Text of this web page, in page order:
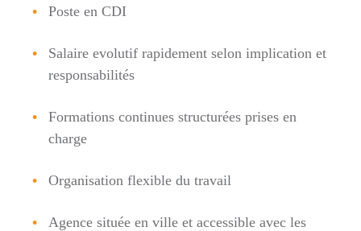
Poste en CDI
Salaire evolutif rapidement selon implication et
responsabilités
Formations continues structurées prises en
charge
Organisation flexible du travail
Agence située en ville et accessible avec les